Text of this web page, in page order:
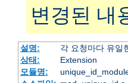
변경된 내
설명:
각 요청마다 유일
상태:
Extension
모듈명: